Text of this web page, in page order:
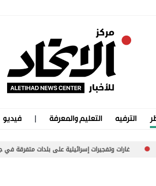
الترفيه التعليم والمعرفة فيديو
غارات وتفجيرات إسرائيلية على بلدات متفرقة في جنوب لبنان